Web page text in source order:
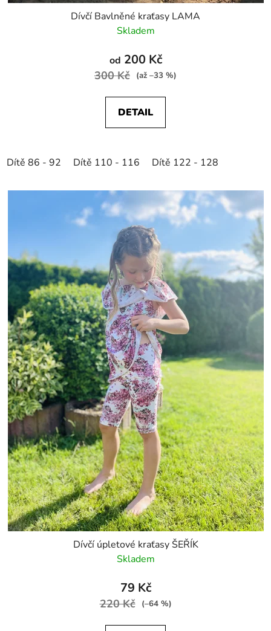
Dívčí Bavlněné kraťasy LAMA
Skladem
od 200 Kč
300 Kč (až –33 %)
DETAIL
Dítě 86 - 92 Dítě 110 - 116 Dítě 122 - 128
Dívčí úpletové kraťasy ŠEŘÍK
Skladem
79 Kč
220 Kč (–64 %)